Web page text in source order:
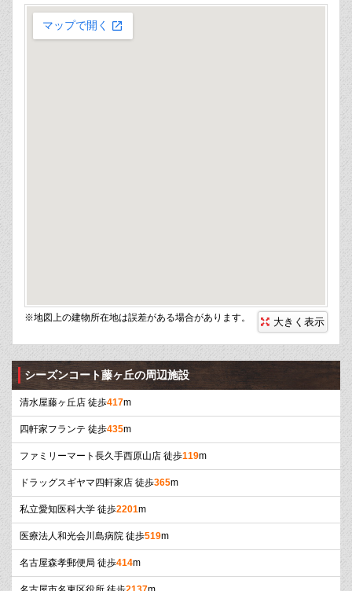
※地図上の建物所在地は誤差がある場合があります。 大きく表示
シーズンコート藤ヶ丘の周辺施設
清水屋藤ヶ丘店 徒歩417m
四軒家フランテ 徒歩435m
ファミリーマート長久手西原山店 徒歩119m
ドラッグスギヤマ四軒家店 徒歩365m
私立愛知医科大学 徒歩2201m
医療法人和光会川島病院 徒歩519m
名古屋森孝郵便局 徒歩414m